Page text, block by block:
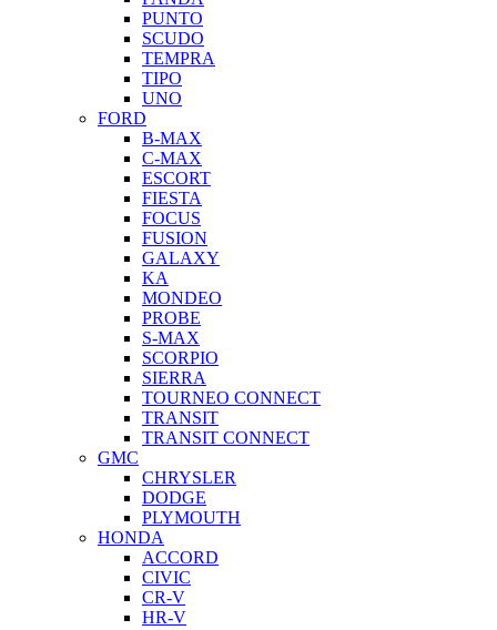
PUNTO
SCUDO
TEMPRA
TIPO
UNO
FORD
B-MAX
C-MAX
ESCORT
FIESTA
FOCUS
FUSION
GALAXY
KA
MONDEO
PROBE
S-MAX
SCORPIO
SIERRA
TOURNEO CONNECT
TRANSIT
TRANSIT CONNECT
GMC
CHRYSLER
DODGE
PLYMOUTH
HONDA
ACCORD
CIVIC
CR-V
HR-V